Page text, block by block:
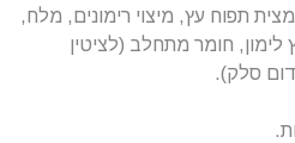
תפוח עץ, מיצוי רימונים, מלח,
לימון, חומר מתחלב (לציטין
סלק).